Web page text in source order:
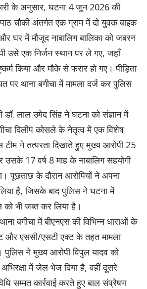
के अनुसार, घटना 4 जून 2026 की
चौकी अंतर्गत एक ग्राम में दो युवक बाइक
घर में मौजूद नाबालिग बालिका को जबरन
उसे एक निर्जन स्थान पर ले गए, जहाँ
किया और मौके से फरार हो गए। पीड़िता
पर थाना बगीचा में मामला दर्ज कर पुलिस
लाल उमेद सिंह ने घटना को संज्ञान में
दिलीप कोसले के नेतृत्व में एक विशेष
टीम ने तत्परता दिखाते हुए मुख्य आरोपी 25
उसके 17 वर्ष 8 माह के नाबालिग सहयोगी
पूछताछ के दौरान आरोपियों ने अपना
है, जिसके बाद पुलिस ने घटना में
को भी जब्त कर लिया है।
बगीचा में बीएनएस की विभिन्न धाराओं के
और एससी/एसटी एक्ट के तहत मामला
पुलिस ने मुख्य आरोपी विपुल यादव को
अभिरक्षा में जेल भेज दिया है, वहीं दूसरे
सम्मत कार्रवाई करते हुए बाल संप्रेषण